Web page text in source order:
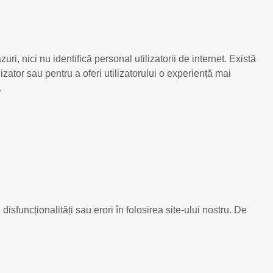
nici nu identifică personal utilizatorii de internet. Există
sau pentru a oferi utilizatorului o experiență mai
sau erori în folosirea site-ului nostru. De